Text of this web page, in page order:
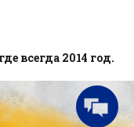
всегда 2014 год.